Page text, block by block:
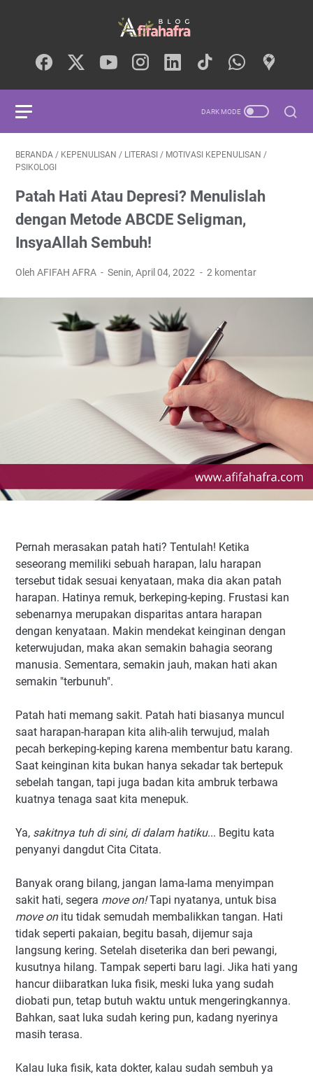
BERANDA / KEPENULISAN / LITERASI / MOTIVASI KEPENULISAN /
PSIKOLOGI
Patah Hati Atau Depresi? Menulislah
dengan Metode ABCDE Seligman,
InsyaAllah Sembuh!
Oleh AFIFAH AFRA Senin, April 04, 2022 2 komentar
Pernah merasakan patah hati? Tentulah! Ketika
seseorang memiliki sebuah harapan, lalu harapan
tersebut tidak sesuai kenyataan, maka dia akan patah
harapan. Hatinya remuk, berkeping-keping. Frustasi kan
sebenarnya merupakan disparitas antara harapan
dengan kenyataan. Makin mendekat keinginan dengan
keterwujudan, maka akan semakin bahagia seorang
manusia. Sementara, semakin jauh, makan hati akan
semakin "terbunuh".
Patah hati memang sakit. Patah hati biasanya muncul
saat harapan-harapan kita alih-alih terwujud, malah
pecah berkeping-keping karena membentur batu karang.
Saat keinginan kita bukan hanya sekadar tak bertepuk
sebelah tangan, tapi juga badan kita ambruk terbawa
kuatnya tenaga saat kita menepuk.
Ya, sakitnya tuh di sini, di dalam hatiku... Begitu kata
penyanyi dangdut Cita Citata.
Banyak orang bilang, jangan lama-lama menyimpan
sakit hati, segera move on!Tapi nyatanya, untuk bisa
move onitu tidak semudah membalikkan tangan. Hati
tidak seperti pakaian, begitu basah, dijemur saja
langsung kering. Setelah diseterika dan beri pewangi,
kusutnya hilang. Tampak seperti baru lagi. Jika hati yang
hancur diibaratkan luka fisik, meski luka yang sudah
diobati pun, tetap butuh waktu untuk mengeringkannya.
Bahkan, saat luka sudah kering pun, kadang nyerinya
masih terasa.
Kalau luka fisik, kata dokter, kalau sudah sembuh ya